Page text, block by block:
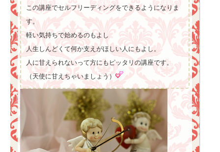
この講座でセルフリーディングをできるようになりま
す。
軽い気持ちで始めるのもよし
人生しんどくて何か支えがほしい人にもよし。
人に甘えられないって方にもピッタリの講座です。
（天使に甘えちゃいましょう）